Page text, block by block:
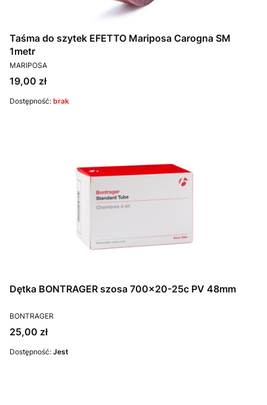
Taśma do szytek EFETTO Mariposa Carogna SM
1metr
PRODUCENT
MARIPOSA
Cena
19,00 zł
Dostępność: brak
Dętka BONTRAGER szosa 700x20-25c PV 48mm
PRODUCENT
BONTRAGER
Cena
25,00 zł
Dostępność: Jest